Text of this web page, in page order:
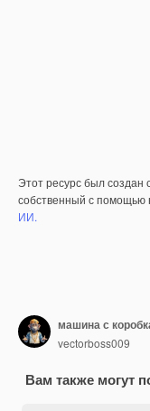
Этот ресурс был
собственный с помощью
ИИ.
машина с
vectorboss009
Вам также могут